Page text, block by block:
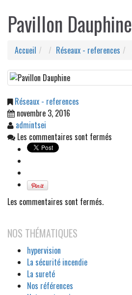
Pavillon Dauphine
Accueil Réseaux - references
Réseaux - references
novembre 3, 2016
admintsei
Les commentaires sont fermés
Les commentaires sont fermés.
NOS THÉMATIQUES
hypervision
La sécurité incendie
La sureté
Nos références